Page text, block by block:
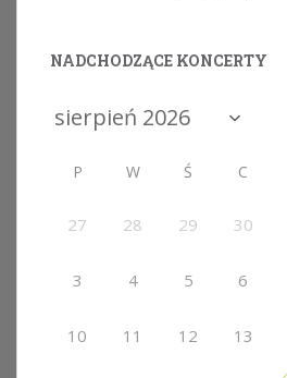
NADCHODZĄCE KONCERTY
P W Ś C
27 28 29 30
3 4 5 6
10 11 12 13